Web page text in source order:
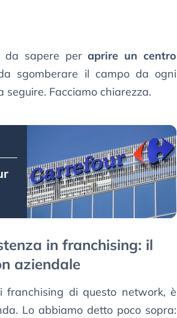
da sapere peraprire un centro
sgomberare il campo da ogni
Facciamo chiarezza.
in franchising: il
aziendale
franchising di questo network, è
Lo abbiamo detto poco sopra: